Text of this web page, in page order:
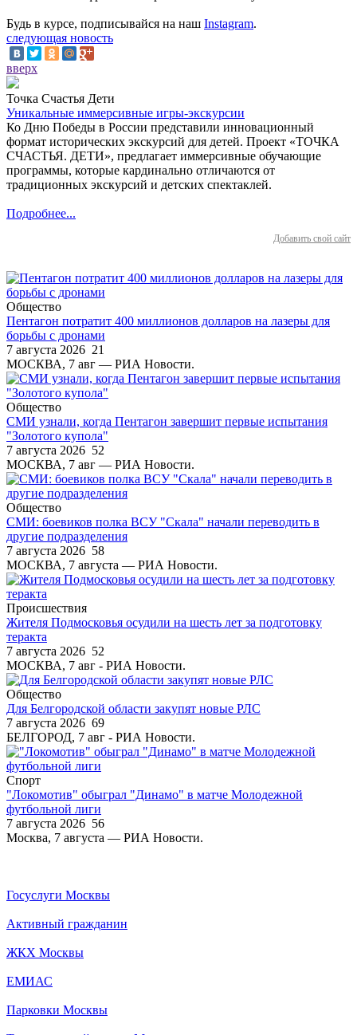
Будь в курсе, подписывайся на наш Instagram.
следующая новость
вверх
Точка Счастья Дети
Уникальные иммерсивные игры-экскурсии
Ко Дню Победы в России представили инновационный
формат исторических экскурсий для детей. Проект «ТОЧКА
СЧАСТЬЯ. ДЕТИ», предлагает иммерсивные обучающие
программы, которые кардинально отличаются от
традиционных экскурсий и детских спектаклей.
Подробнее...
Добавить свой сайт
Общество
Пентагон потратит 400 миллионов долларов на лазеры для
борьбы с дронами
7 августа 2026 21
МОСКВА, 7 авг — РИА Новости.
Общество
СМИ узнали, когда Пентагон завершит первые испытания
"Золотого купола"
7 августа 2026 52
МОСКВА, 7 авг — РИА Новости.
Общество
СМИ: боевиков полка ВСУ "Скала" начали переводить в
другие подразделения
7 августа 2026 58
МОСКВА, 7 августа — РИА Новости.
Происшествия
Жителя Подмосковья осудили на шесть лет за подготовку
теракта
7 августа 2026 52
МОСКВА, 7 авг - РИА Новости.
Общество
Для Белгородской области закупят новые РЛС
7 августа 2026 69
БЕЛГОРОД, 7 авг - РИА Новости.
Спорт
"Локомотив" обыграл "Динамо" в матче Молодежной
футбольной лиги
7 августа 2026 56
Москва, 7 августа — РИА Новости.
Госуслуги Москвы
Активный гражданин
ЖКХ Москвы
ЕМИАС
Парковки Москвы